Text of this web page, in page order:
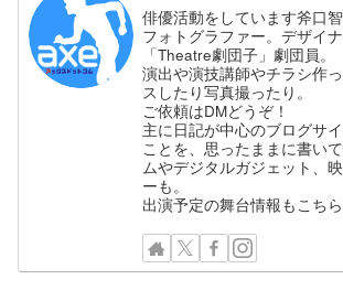
俳優活動をしています斧口智
フォトグラファー。デザイナ
「Theatre劇団子」劇団員。
演出や演技講師やチラシ作
スしたり写真撮ったり。
ご依頼はDMどうぞ！
主に日記が中心のブログサ
ことを、思ったままに書い
ムやデジタルガジェット、
ーも。
出演予定の舞台情報もこちら